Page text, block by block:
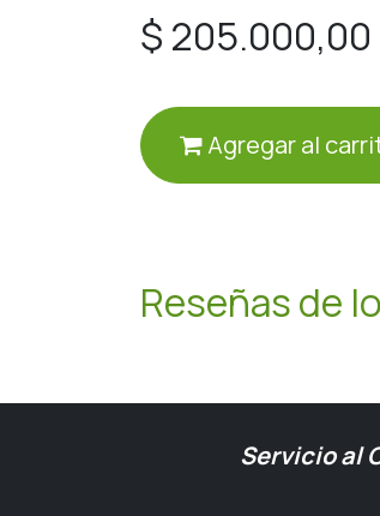
$ 205.000,00
Agregar al
Reseñas de
Servicio al